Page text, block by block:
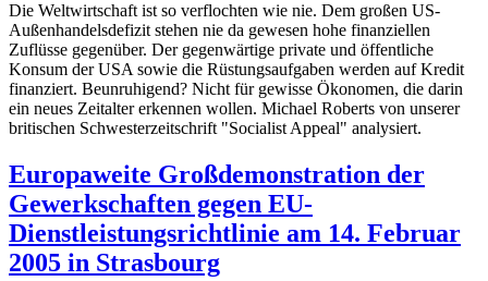
Die Weltwirtschaft ist so verflochten wie nie. Dem großen US-
Außenhandelsdefizit stehen nie da gewesen hohe finanziellen
Zuflüsse gegenüber. Der gegenwärtige private und öffentliche
Konsum der USA sowie die Rüstungsaufgaben werden auf Kredit
finanziert. Beunruhigend? Nicht für gewisse Ökonomen, die darin
ein neues Zeitalter erkennen wollen. Michael Roberts von unserer
britischen Schwesterzeitschrift "Socialist Appeal" analysiert.
Europaweite Großdemonstration der
Gewerkschaften gegen EU-
Dienstleistungsrichtlinie am 14. Februar
2005 in Strasbourg